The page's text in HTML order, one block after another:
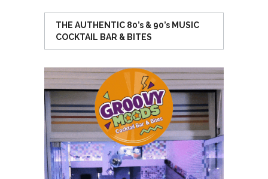
THE AUTHENTIC 80’s & 90’s MUSIC
COCKTAIL BAR & BITES